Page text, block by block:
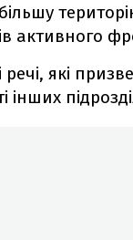
активного
речі, які
інших